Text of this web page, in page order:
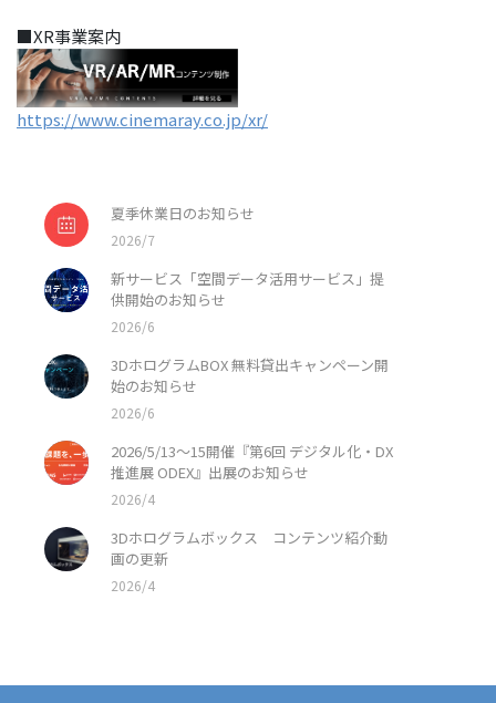
夏季休業日のお知らせ
2026/7
新サービス「空間データ活用サービス」提
供開始のお知らせ
2026/6
3DホログラムBOX 無料貸出キャンペーン開
始のお知らせ
2026/6
2026/5/13〜15開催『第6回 デジタル化・DX
推進展 ODEX』出展のお知らせ
2026/4
3Dホログラムボックス コンテンツ紹介動
画の更新
2026/4
■XR事業案内
https://www.cinemaray.co.jp/xr/